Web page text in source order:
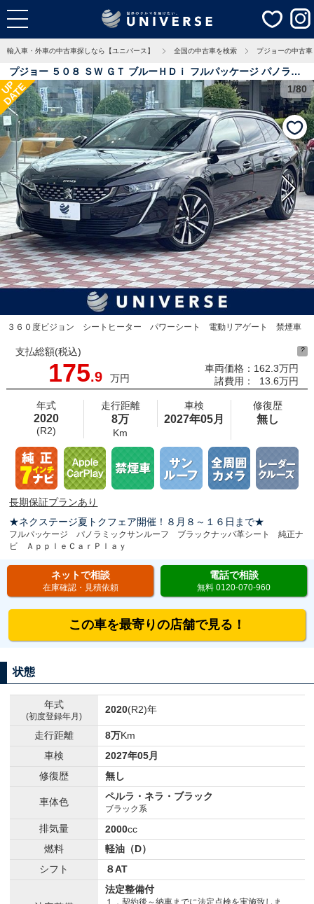
輸入車・外車の中古車探しなら【ユニバース】 全国の中古車を検索 プジョーの中古車
プジョー ５０８ ＳＷ ＧＴ ブルーＨＤｉ フルパッケージ パノラミ
ックサンルーフ ブラックナッパ革シート 純正ナビＴＶ Ａｐｐｌｅ
ＣａｒＰｌａｙ ３６０度ビジョン シートヒーター パワーシート
電動リアゲート スマートキー 純正１８インチＡＷ 8万Km 愛知県
DATE
３６０度ビジョン シートヒーター パワーシート 電動リアゲート 禁煙車
1/80
支払総額(税込)
175.9 万円
車両価格：
諸費用：
162.3万円
13.6万円
?
年式
2020
(R2)
走行距離
8万
Km
車検
2027年05月
修復歴
無し
長期保証プランあり
★ネクステージ夏トクフェア開催！８月８～１６日まで★
フルパッケージ パノラミックサンルーフ ブラックナッパ革シート 純正ナ
ビ ＡｐｐｌｅＣａｒＰｌａｙ
ネットで相談
在庫確認・見積依頼
電話で相談
無料 0120-070-960
この車を最寄りの店舗で見る！
状態
年式
(初度登録年月)
2020(R2)年
走行距離 8万Km
車検
2027年05月
修復歴
無し
車体色 ペルラ・ネラ・ブラック
ブラック系
排気量 2000cc
燃料
軽油（D）
シフト
８AT
法定整備付
１．契約後～納車までに法定点検を実施致しま